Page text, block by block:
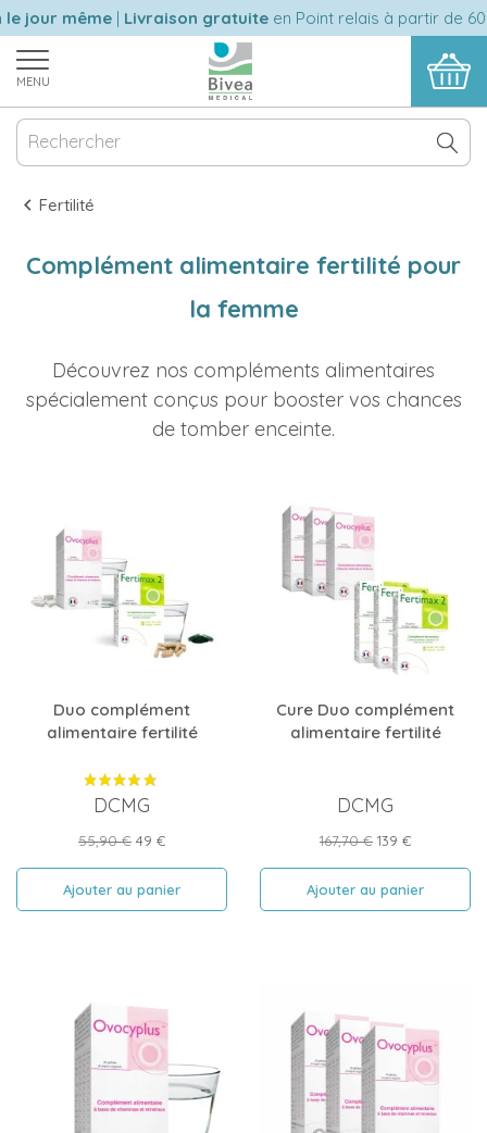
même|Livraison gratuiteen Point relais à partir de 60
MENU
Fertilité
Complément alimentaire fertilité pour
la femme
Découvrez nos compléments alimentaires
spécialement conçus pour booster vos chances
de tomber enceinte.
Duo complément
alimentaire fertilité
DCMG
Prix
55,90 € Prix
49 €
Ajouter au panier
Cure Duo complément
alimentaire fertilité
DCMG
Prix
167,70 € Prix
139 €
Ajouter au panier